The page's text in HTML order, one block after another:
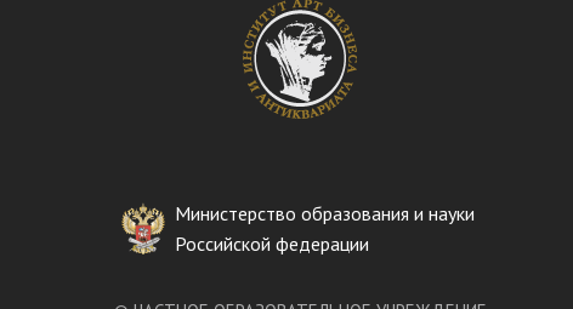
Министерство образования и науки
Российской федерации